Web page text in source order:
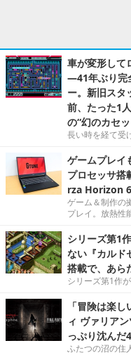
車が変形して
―41年ぶり完
ー。新旧スタ
前、たった1
の“幻のカセ
長い時を経て受
ゲームプレ
プロセッサ搭
rza Horizon
ゲーム＆制作の
プレイ。放熱性
シリーズ第1
ない『カルド
搭載で、あら
シリーズ第1作
「冒険は楽
ィ ヴァリア
っぷり沈んだ
ふたつの沼の住